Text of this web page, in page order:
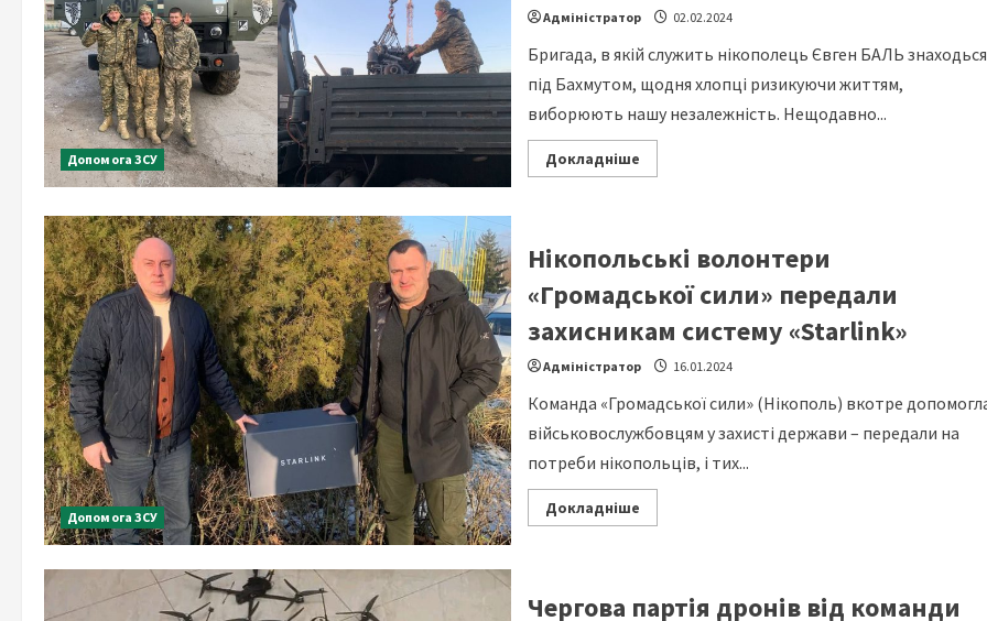
Допомога ЗСУ
Адміністратор 02.02.2024
Бригада, в якій служить нікополець Євген БАЛЬ знаходься
під Бахмутом, щодня хлопці ризикуючи життям,
виборюють нашу незалежність. Нещодавно...
ДокладнішеRead
more
служать
на
фронті
Допомога ЗСУ
Нікопольські волонтери
«Громадської сили» передали
захисникам систему «Starlink»
Адміністратор 16.01.2024
Команда «Громадської сили» (Нікополь) вкотре
військовослужбовцям у захисті держави – передали на
потреби нікопольців, і тих...
ДокладнішеRead
more
сили»
передали
Чергова партія дронів від команди